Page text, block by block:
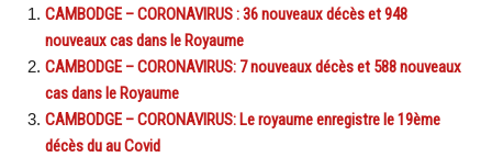
CAMBODGE – CORONAVIRUS : 36 nouveaux décès et 948
nouveaux cas dans le Royaume
CAMBODGE – CORONAVIRUS: 7 nouveaux décès et 588 nouveaux
cas dans le Royaume
CAMBODGE – CORONAVIRUS: Le royaume enregistre le 19ème
décès du au Covid